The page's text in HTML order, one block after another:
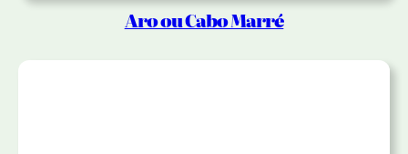
Aro ou Cabo Marré